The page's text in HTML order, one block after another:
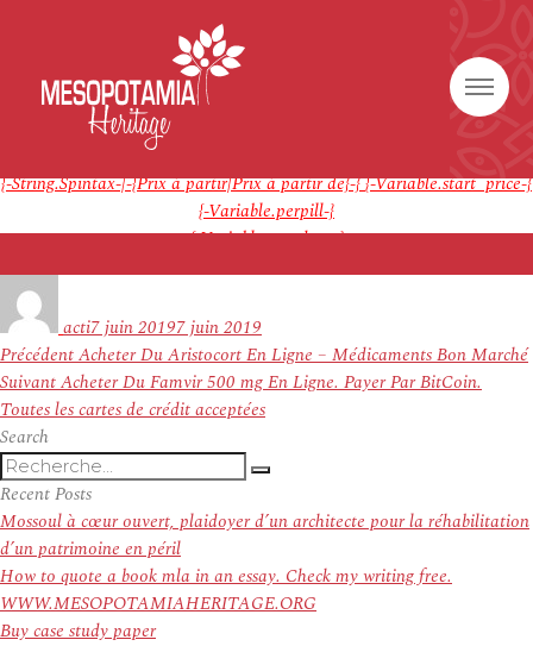
Vente Zithromax Pharmacie – Sans Ordonnance – Sécurisée et
Générique {-Variable.pillname-}
Note4.{-Random.Int-|-1-|-9-}
{-Random.Int-|-44-
{-String.Spintax-|-{Prix à partir|Prix à partir de}-}{-Variable.start_price-}
{-Variable.perpill-}
{-Variable.postdata-}
actile
7 juin 20197 juin 2019
Navigation
de
l’article
PrécédentArticle
précédent :
Acheter Du Aristocort En Ligne – Médicaments Bon Marché
SuivantArticle
suivant :
Acheter Du Famvir 500 mg En Ligne. Payer Par BitCoin.
Toutes les cartes de crédit acceptées
Search
Recherche
pour
:
Recherche
Recent Posts
Mossoul à cœur ouvert, plaidoyer d’un architecte pour la réhabilitation
d’un patrimoine en péril
How to quote a book mla in an essay. Check my writing free.
WWW.MESOPOTAMIAHERITAGE.ORG
Buy case study paper